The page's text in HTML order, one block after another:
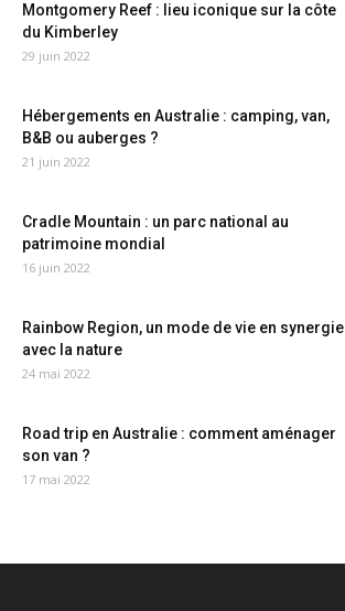
Montgomery Reef : lieu iconique sur la côte
du Kimberley
29 juin 2022
Hébergements en Australie : camping, van,
B&B ou auberges ?
21 juin 2022
Cradle Mountain : un parc national au
patrimoine mondial
16 juin 2022
Rainbow Region, un mode de vie en synergie
avec la nature
24 mai 2022
Road trip en Australie : comment aménager
son van ?
17 mai 2022